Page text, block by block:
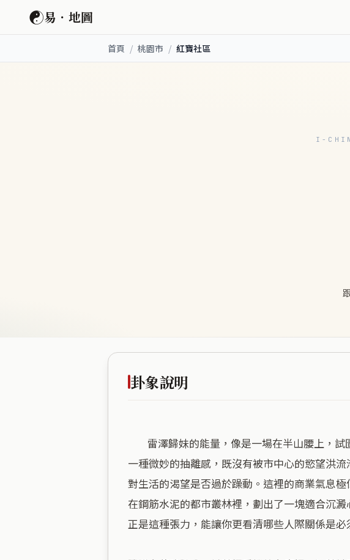
☯易．地圖
首頁 / 桃園市 / 紅寶社區
I-
卦象說明
一種微妙的抽離感，既沒有被市中心的慾望洪
對生活的渴望是否過於躁動。這裡的商業氣息
在鋼筋水泥的都市叢林裡，劃出了一塊適合沉
正是這種張力，能讓你更看清哪些人際關係是